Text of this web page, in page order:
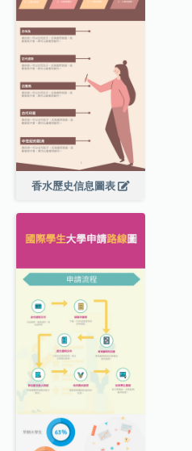
香水歷史信息圖表